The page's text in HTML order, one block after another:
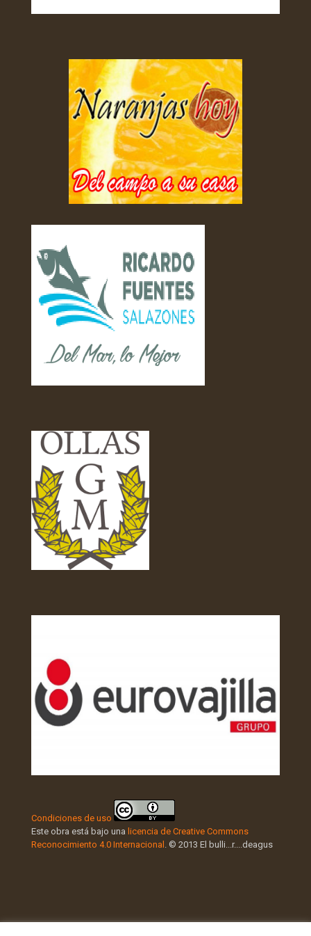
Condiciones de uso
Este obra está bajo una licencia de Creative Commons
Reconocimiento 4.0 Internacional . © 2013 El bulli...r....deagus